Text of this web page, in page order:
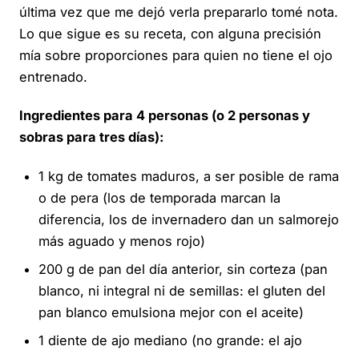
última vez que me dejó verla prepararlo tomé nota.
Lo que sigue es su receta, con alguna precisión
mía sobre proporciones para quien no tiene el ojo
entrenado.
Ingredientes para 4 personas (o 2 personas y
sobras para tres días):
1 kg de tomates maduros, a ser posible de rama
o de pera (los de temporada marcan la
diferencia, los de invernadero dan un salmorejo
más aguado y menos rojo)
200 g de pan del día anterior, sin corteza (pan
blanco, ni integral ni de semillas: el gluten del
pan blanco emulsiona mejor con el aceite)
1 diente de ajo mediano (no grande: el ajo